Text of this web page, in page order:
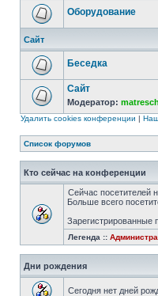
Оборудование
Сайт
Беседка
Сайт
Модератор:
Удалить cookies конференции |
Список форумов
Кто сейчас на конференции
Сейчас посетителей
Больше всего
Зарегистрированные
Легенда ::
Дни рождения
Сегодня нет дней